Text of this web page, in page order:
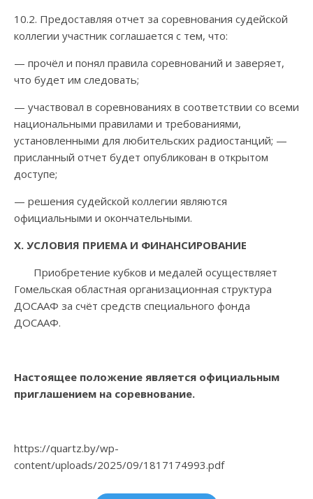
10.2. Предоставляя отчет за соревнования судейской
коллегии участник соглашается с тем, что:
— прочёл и понял правила соревнований и заверяет,
что будет им следовать;
— участвовал в соревнованиях в соответствии со всеми
национальными правилами и требованиями,
установленными для любительских радиостанций; —
присланный отчет будет опубликован в открытом
доступе;
— решения судейской коллегии являются
официальными и окончательными.
X. УСЛОВИЯ ПРИЕМА И ФИНАНСИРОВАНИЕ
Приобретение кубков и медалей осуществляет
Гомельская областная организационная структура
ДОСААФ за счёт средств специального фонда
ДОСААФ.
Настоящее положение является официальным
приглашением на соревнование.
https://quartz.by/wp-
content/uploads/2025/09/1817174993.pdf